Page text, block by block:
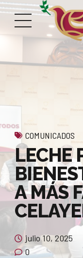
COMUNICADOS
LECHE
A MÁS
julio 10, 2025
0